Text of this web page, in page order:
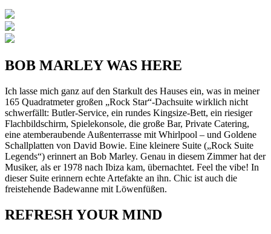
BOB MARLEY WAS HERE
Ich lasse mich ganz auf den Starkult des Hauses ein, was in meiner
165 Quadratmeter großen „Rock Star“-Dachsuite wirklich nicht
schwerfällt: Butler-Service, ein rundes Kingsize-Bett, ein riesiger
Flachbildschirm, Spielekonsole, die große Bar, Private Catering,
eine atemberaubende Außenterrasse mit Whirlpool – und Goldene
Schallplatten von David Bowie. Eine kleinere Suite („Rock Suite
Legends“) erinnert an Bob Marley. Genau in diesem Zimmer hat der
Musiker, als er 1978 nach Ibiza kam, übernachtet. Feel the vibe! In
dieser Suite erinnern echte Artefakte an ihn. Chic ist auch die
freistehende Badewanne mit Löwenfüßen.
REFRESH YOUR MIND